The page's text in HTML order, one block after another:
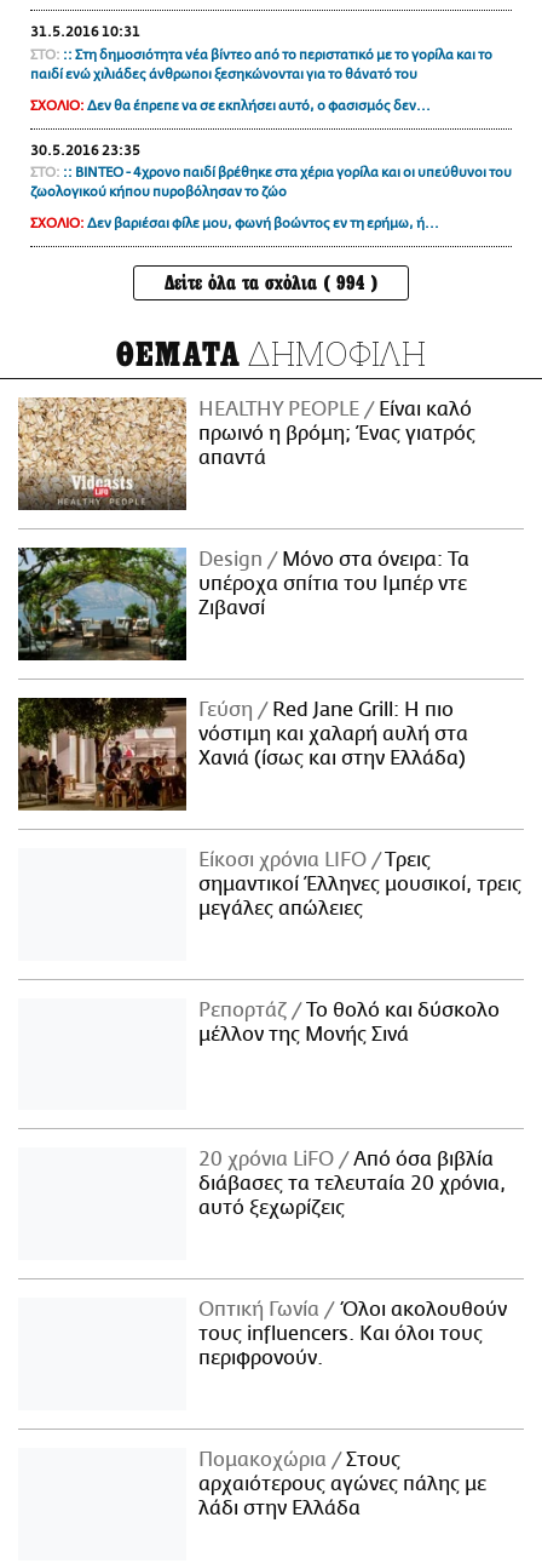
31.5.2016 10:31
ΣΤΟ: :: Στη δημοσιότητα νέα βίντεο από το περιστατικό με το γορίλα και το
παιδί ενώ χιλιάδες άνθρωποι ξεσηκώνονται για το θάνατό του
ΣΧΟΛΙΟ: Δεν θα έπρεπε να σε εκπλήσει αυτό, ο φασισμός δεν...
30.5.2016 23:35
ΣΤΟ: :: BINTEO - 4χρονο παιδί βρέθηκε στα χέρια γορίλα και οι υπεύθυνοι του
ζωολογικού κήπου πυροβόλησαν το ζώο
ΣΧΟΛΙΟ: Δεν βαριέσαι φίλε μου, φωνή βοώντος εν τη ερήμω, ή...
Δείτε όλα τα σχόλια ( 994 )
ΘΕΜΑΤΑ ΔΗΜΟΦΙΛΗ
HEALTHY PEOPLE
Είναι καλό
πρωινό η βρόμη; Ένας γιατρός
απαντά
Design
Μόνο στα όνειρα: Τα
υπέροχα σπίτια του Ιμπέρ ντε
Ζιβανσί
Γεύση
Red Jane Grill: Η πιο
νόστιμη και χαλαρή αυλή στα
Χανιά (ίσως και στην Ελλάδα)
Είκοσι χρόνια LIFO
Tρεις
σημαντικοί Έλληνες μουσικοί, τρεις
μεγάλες απώλειες
Ρεπορτάζ
Το θολό και δύσκολο
μέλλον της Μονής Σινά
20 χρόνια LiFO
Από όσα βιβλία
διάβασες τα τελευταία 20 χρόνια,
αυτό ξεχωρίζεις
Οπτική Γωνία
Όλοι ακολουθούν
τους influencers. Και όλοι τους
περιφρονούν.
Πομακοχώρια
Στους
αρχαιότερους αγώνες πάλης με
λάδι στην Ελλάδα